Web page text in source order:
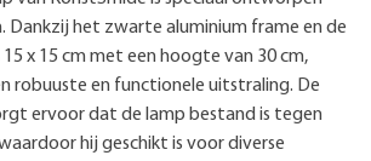
Dankzij het zwarte aluminium frame en de
x 15 cm met een hoogte van 30 cm,
robuuste en functionele uitstraling. De
ervoor dat de lamp bestand is tegen
hij geschikt is voor diverse